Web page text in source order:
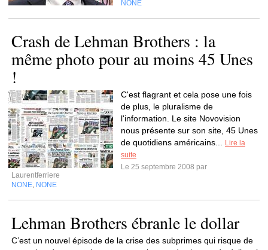
NONE
Crash de Lehman Brothers : la
même photo pour au moins 45 Unes
!
C'est flagrant et cela pose une fois
de plus, le pluralisme de
l'information. Le site Novovision
nous présente sur son site, 45 Unes
de quotidiens américains...
Lire la
suite
Le 25 septembre 2008 par
Laurentferriere
NONE NONE
Lehman Brothers ébranle le dollar
C’est un nouvel épisode de la crise des subprimes qui risque de